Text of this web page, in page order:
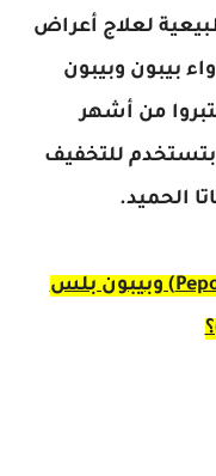
لعلاج أعراض
بيبون وبيبون
من أشهر
للتخفيف
الحميد.
ماهو الفرق بين دواء بيبون (Pepon) وبيبون بلس